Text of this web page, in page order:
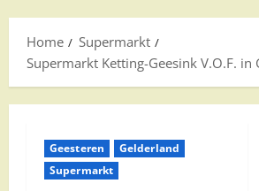
Home
Supermarkt
Supermarkt Ketting-Geesink V.O.F. in
Geesteren
Gelderland
Supermarkt